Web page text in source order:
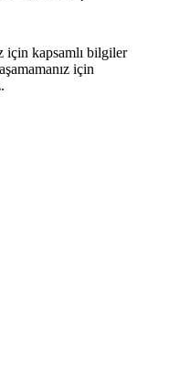
için kapsamlı bilgiler
için